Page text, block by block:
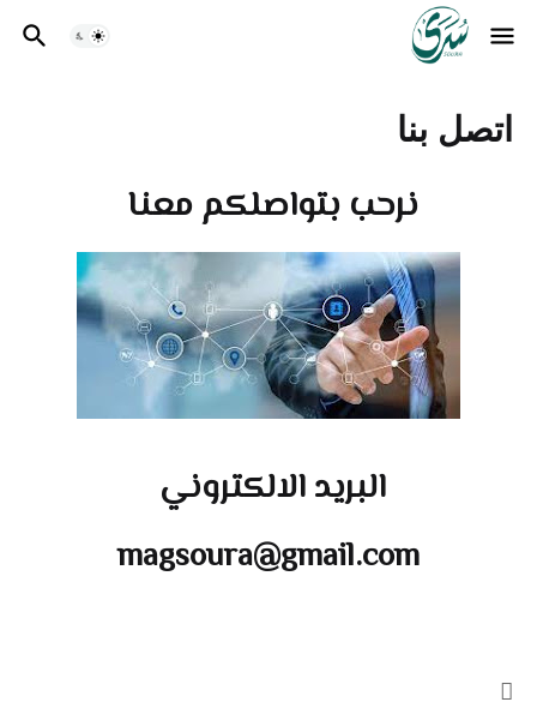
اتصل بنا
نرحب بتواصلكم معنا
البريد الالكتروني
magsoura@gmail.com